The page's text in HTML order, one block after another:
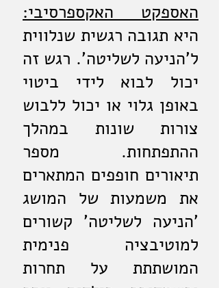
האספקט האקספרסיבי:
היא תגובה רגשית שנלווית
ל'הניעה לשליטה'. רגש זה
יכול לבוא לידי ביטוי
באופן גלוי או יכול ללבוש
צורות שונות במהלך
ההתפתחות. מספר
תיאורים חופפים המתארים
את משמעות של המושג
'הניעה לשליטה' קשורים
למוטיבציה פנימית
המושתתת על תחרות